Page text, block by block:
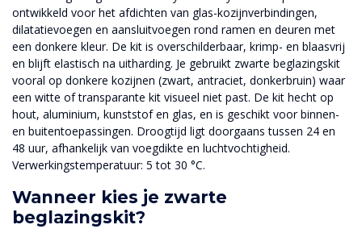
ontwikkeld voor het afdichten van glas-kozijnverbindingen,
dilatatievoegen en aansluitvoegen rond ramen en deuren met
een donkere kleur. De kit is overschilderbaar, krimp- en blaasvrij
en blijft elastisch na uitharding. Je gebruikt zwarte beglazingskit
vooral op donkere kozijnen (zwart, antraciet, donkerbruin) waar
een witte of transparante kit visueel niet past. De kit hecht op
hout, aluminium, kunststof en glas, en is geschikt voor binnen-
en buitentoepassingen. Droogtijd ligt doorgaans tussen 24 en
48 uur, afhankelijk van voegdikte en luchtvochtigheid.
Verwerkingstemperatuur: 5 tot 30 °C.
Wanneer kies je zwarte
beglazingskit?